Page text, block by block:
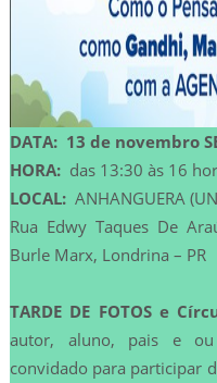
DATA: 13 de novembro
HORA:das 13:30 às 16
LOCAL:ANHANGUERA
Rua Edwy Taques De
Burle Marx, Londrina – PR
TARDE DE FOTOS e
autor, aluno, pais e ou
convidado para participar